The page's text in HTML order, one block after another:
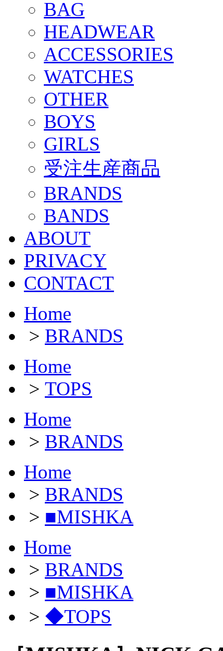
BAG
HEADWEAR
ACCESSORIES
WATCHES
OTHER
BOYS
GIRLS
受注生産商品
BRANDS
BANDS
ABOUT
PRIVACY
CONTACT
Home
> BRANDS
Home
> TOPS
Home
> BRANDS
Home
> BRANDS
> ■MISHKA
Home
> BRANDS
> ■MISHKA
> ◆TOPS